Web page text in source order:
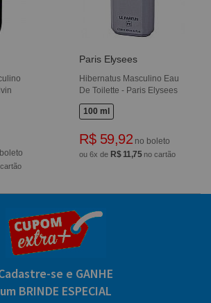
Paris Elysees
Hibernatus Masculino Eau
De Toilette - Paris Elysees
100 ml
R$ 59,92 no boleto
ou 6x de R$ 11,75no cartão
se e GANHE
um BRINDE ESPECIAL